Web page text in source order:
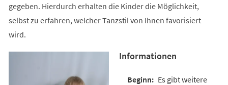
gegeben. Hierdurch erhalten die Kinder die Möglichkeit,
selbst zu erfahren, welcher Tanzstil von Ihnen favorisiert
wird.
Informationen
Es gibt weitere